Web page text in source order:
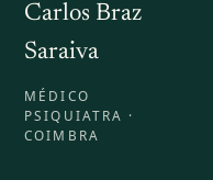
Carlos Braz
Saraiva
MÉDICO
PSIQUIATRA ·
COIMBRA